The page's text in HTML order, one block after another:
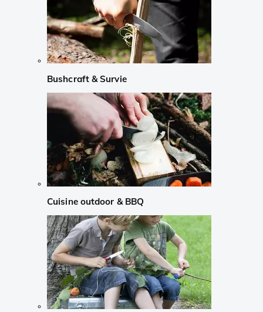
Bushcraft & Survie
Cuisine outdoor & BBQ